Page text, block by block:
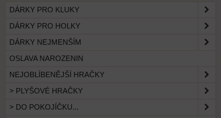
DÁRKY PRO KLUKY
DÁRKY PRO HOLKY
DÁRKY NEJMENŠÍM
OSLAVA NAROZENIN
NEJOBLÍBENĚJŠÍ HRAČKY
> PLYŠOVÉ HRAČKY
> DO POKOJÍČKU...